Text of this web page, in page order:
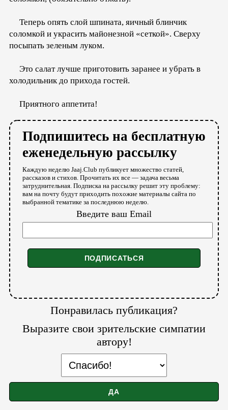
Теперь опять слой шпината, яичный блинчик
соломкой и украсить майонезной «сеткой». Сверху
посыпать зеленым луком.
Это салат лучше приготовить заранее и убрать в
холодильник до прихода гостей.
Приятного аппетита!
Подпишитесь на бесплатную
еженедельную рассылку
Каждую неделю Jaaj.Club публикует множество статей,
рассказов и стихов. Прочитать их все — задача весьма
затруднительная. Подписка на рассылку решит эту проблему:
вам на почту будут приходить похожие материалы сайта по
выбранной тематике за последнюю неделю.
Введите ваш Email
Понравилась публикация?
Выразите свои зрительские симпатии
автору!